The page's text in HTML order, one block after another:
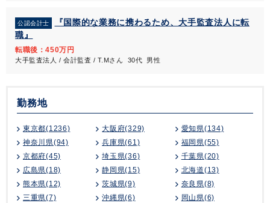
公認会計士
『国際的な業務に携わるため、大手監査法人に転
職』
転職後：450万円
大手監査法人 / 会計監査 / T.Mさん 30代 男性
勤務地
東京都(1236) 大阪府(329)
愛知県(134)
神奈川県(94)
兵庫県(61)
福岡県(55)
京都府(45)
埼玉県(36)
千葉県(20)
広島県(18)
静岡県(15)
北海道(13)
熊本県(12)
茨城県(9)
奈良県(8)
三重県(7)
沖縄県(6)
岡山県(6)